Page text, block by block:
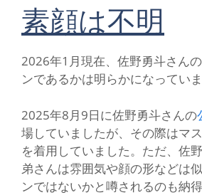
素顔は不明
2026年1月現在、佐野勇斗さん
ンであるかは明らかになっていま
2025年8月9日に佐野勇斗さんの
場していましたが、その際はマ
を着用していました。ただ、佐
弟さんは雰囲気や顔の形などは
ンではないかと噂されるのも納得